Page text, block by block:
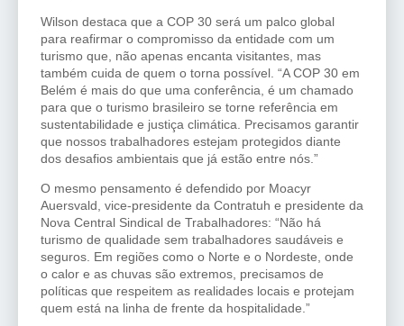
Wilson destaca que a COP 30 será um palco global
para reafirmar o compromisso da entidade com um
turismo que, não apenas encanta visitantes, mas
também cuida de quem o torna possível. “A COP 30 em
Belém é mais do que uma conferência, é um chamado
para que o turismo brasileiro se torne referência em
sustentabilidade e justiça climática. Precisamos garantir
que nossos trabalhadores estejam protegidos diante
dos desafios ambientais que já estão entre nós.”
O mesmo pensamento é defendido por Moacyr
Auersvald, vice-presidente da Contratuh e presidente da
Nova Central Sindical de Trabalhadores: “Não há
turismo de qualidade sem trabalhadores saudáveis e
seguros. Em regiões como o Norte e o Nordeste, onde
o calor e as chuvas são extremos, precisamos de
políticas que respeitem as realidades locais e protejam
quem está na linha de frente da hospitalidade.”